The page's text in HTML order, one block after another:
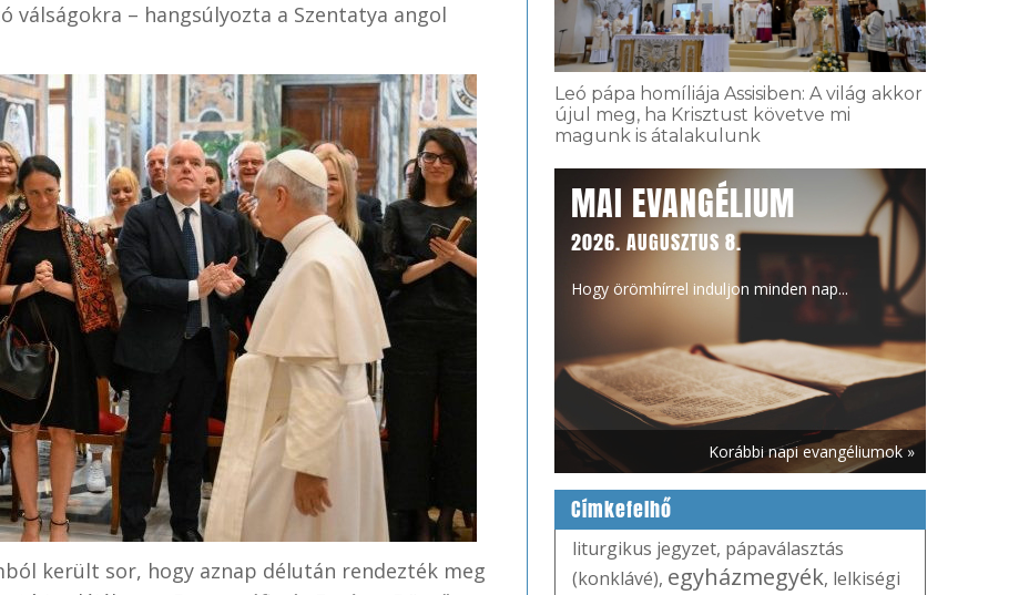
– hangsúlyozta a Szentatya angol
került sor, hogy aznap délután rendezték meg
Leó pápa homíliája Assisiben: A világ akkor
újul meg, ha Krisztust követve mi
magunk is átalakulunk
MAI EVANGÉLIUM
2026. AUGUSZTUS 8.
Hogy örömhírrel induljon minden nap...
Korábbi napi evangéliumok »
Címkefelhő
liturgikus jegyzet, pápaválasztás
(konklávé), egyházmegyék, lelkiségi